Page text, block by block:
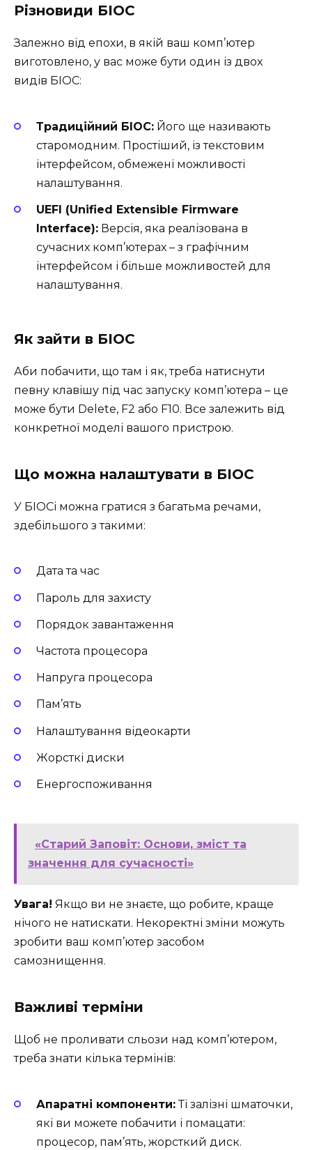
Різновиди БІОС
Залежно від епохи, в якій ваш комп’ютер
виготовлено, у вас може бути один із двох
видів БІОС:
Традиційний БІОС: Його ще називають
старомодним. Простіший, із текстовим
інтерфейсом, обмежені можливості
налаштування.
UEFI (Unified Extensible Firmware
Interface): Версія, яка реалізована в
сучасних комп’ютерах – з графічним
інтерфейсом і більше можливостей для
налаштування.
Як зайти в БІОС
Аби побачити, що там і як, треба натиснути
певну клавішу під час запуску комп’ютера – це
може бути Delete, F2 або F10. Все залежить від
конкретної моделі вашого пристрою.
Що можна налаштувати в БІОС
У БІОСі можна гратися з багатьма речами,
здебільшого з такими:
Дата та час
Пароль для захисту
Порядок завантаження
Частота процесора
Напруга процесора
Пам’ять
Налаштування відеокарти
Жорсткі диски
Енергоспоживання
«Старий Заповіт: Основи, зміст та
значення для сучасності»
Увага! Якщо ви не знаєте, що робите, краще
нічого не натискати. Некоректні зміни можуть
зробити ваш комп’ютер засобом
самознищення.
Важливі терміни
Щоб не проливати сльози над комп’ютером,
треба знати кілька термінів:
Апаратні компоненти:Ті залізні шматочки,
які ви можете побачити і помацати:
процесор, пам’ять, жорсткий диск.